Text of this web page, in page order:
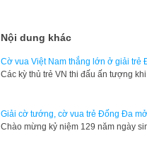
Nội dung khác
Cờ vua Việt Nam thắng lớn ở giải trẻ
Các kỳ thủ trẻ VN thi đấu ấn tượng
Giải cờ tướng, cờ vua trẻ Đống Đa
Chào mừng kỷ niệm 129 năm ngày